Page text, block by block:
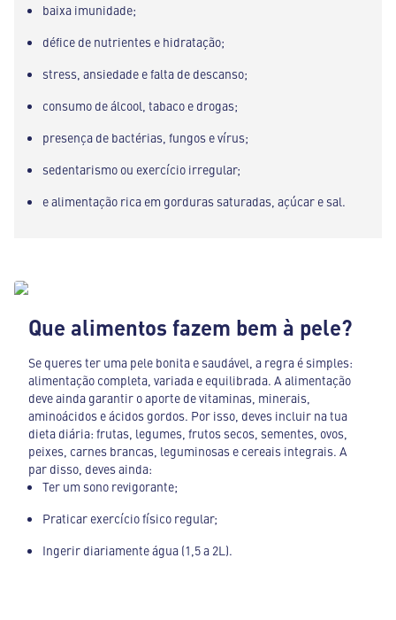
baixa imunidade;
défice de nutrientes e hidratação;
stress, ansiedade e falta de descanso;
consumo de álcool, tabaco e drogas;
presença de bactérias, fungos e vírus;
sedentarismo ou exercício irregular;
e alimentação rica em gorduras saturadas, açúcar e sal.
Que alimentos fazem bem à pele?
Se queres ter uma pele bonita e saudável, a regra é simples:
alimentação completa, variada e equilibrada. A alimentação
deve ainda garantir o aporte de vitaminas, minerais,
aminoácidos e ácidos gordos. Por isso, deves incluir na tua
dieta diária: frutas, legumes, frutos secos, sementes, ovos,
peixes, carnes brancas, leguminosas e cereais integrais. A
par disso, deves ainda:
Ter um sono revigorante;
Praticar exercício físico regular;
Ingerir diariamente água (1,5 a 2L).